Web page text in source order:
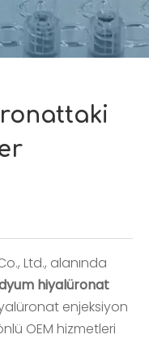
Ltd., alanında
hiyalüronat
enjeksiyon
OEM hizmetleri